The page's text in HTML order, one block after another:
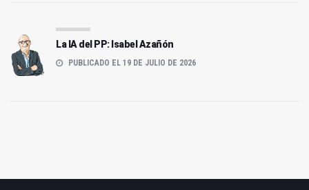
La IA del PP: Isabel Azañón
PUBLICADO EL 19 DE JULIO DE 2026